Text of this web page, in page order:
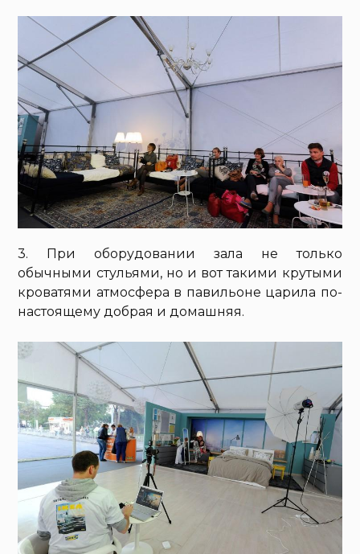
3. При оборудовании зала не только
обычными стульями, но и вот такими крутыми
кроватями атмосфера в павильоне царила по-
настоящему добрая и домашняя.